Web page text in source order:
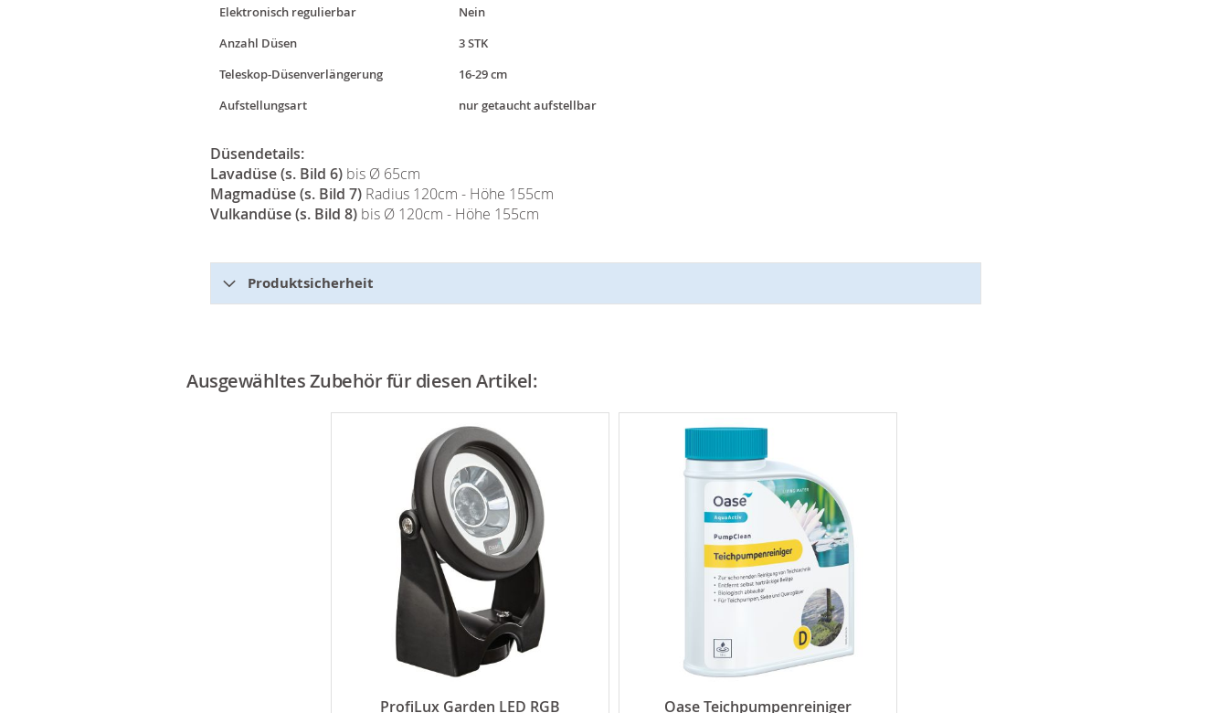
Elektronisch regulierbar
Nein
Anzahl Düsen
3 STK
Teleskop-Düsenverlängerung
16-29 cm
Aufstellungsart
nur getaucht aufstellbar
Düsendetails:
Lavadüse(s. Bild 6) bis Ø 65cm
Magmadüse (s. Bild 7) Radius 120cm - Höhe 155cm
Vulkandüse (s. Bild 8) bis Ø 120cm - Höhe 155cm
Produktsicherheit
Ausgewähltes Zubehör für diesen Artikel:
ProfiLux Garden LED RGB Oase Teichpumpenreiniger